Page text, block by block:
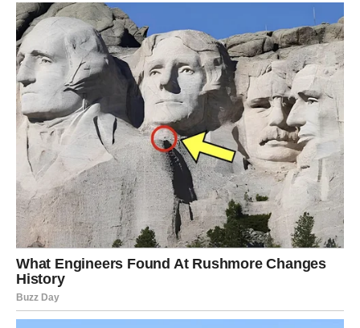
JARAC – Emocije te iznenađuju,
ali sada NIJE vreme za nagle
rezove ni za prelomne životne
odluke
Jarac deluje stabilno, ali ono što se trenutno dešava u